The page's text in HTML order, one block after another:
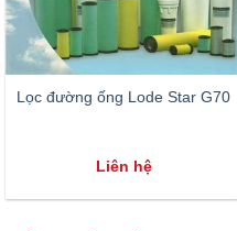
Lọc đường ống Lode Star G70
Liên hệ